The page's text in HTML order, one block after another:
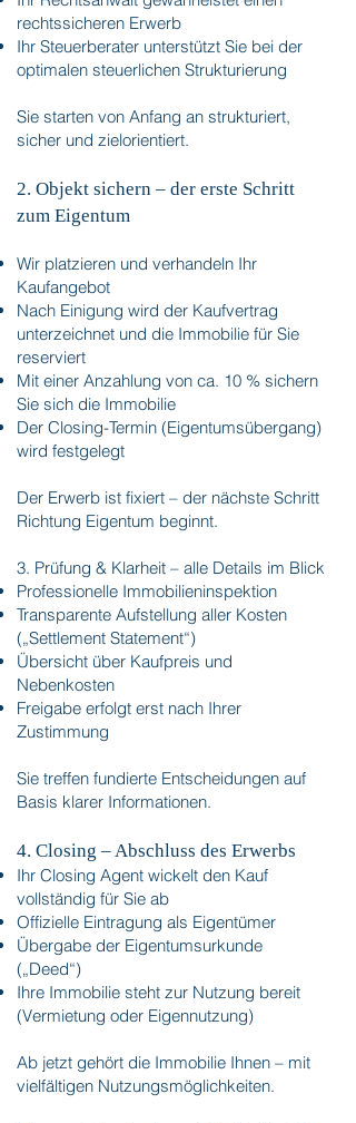
rechtssicheren Erwerb
Ihr Steuerberater unterstützt Sie bei der
optimalen steuerlichen Strukturierung
Sie starten von Anfang an strukturiert,
sicher und zielorientiert.
2. Objekt sichern – der erste Schritt
zum Eigentum
Wir platzieren und verhandeln Ihr
Kaufangebot
Nach Einigung wird der Kaufvertrag
unterzeichnet und die Immobilie für Sie
reserviert
Mit einer Anzahlung von ca. 10 % sichern
Sie sich die Immobilie
Der Closing-Termin (Eigentumsübergang)
wird festgelegt
Der Erwerb ist fixiert – der nächste Schritt
Richtung Eigentum beginnt.
3. Prüfung & Klarheit – alle Details im Blick
​Professionelle Immobilieninspektion
Transparente Aufstellung aller Kosten
(„Settlement Statement“)
Übersicht über Kaufpreis und
Nebenkosten
Freigabe erfolgt erst nach Ihrer
Zustimmung
Sie treffen fundierte Entscheidungen auf
Basis klarer Informationen.
4. Closing – Abschluss des Erwerbs​​
Ihr Closing Agent wickelt den Kauf
vollständig für Sie ab
Offizielle Eintragung als Eigentümer
Übergabe der Eigentumsurkunde
(„Deed“)
Ihre Immobilie steht zur Nutzung bereit
(Vermietung oder Eigennutzung)
Ab jetzt gehört die Immobilie Ihnen – mit
vielfältigen Nutzungsmöglichkeiten.